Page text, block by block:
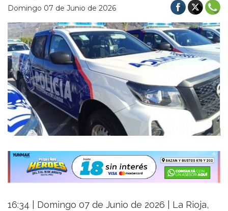
Domingo 07 de Junio de 2026
16:34 | Domingo 07 de Junio de 2026 | La Rioja,